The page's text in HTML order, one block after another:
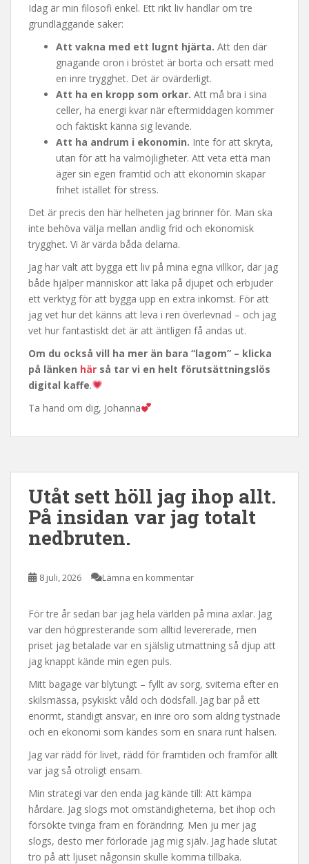
Idag är min filosofi enkel. Ett rikt liv handlar om tre
grundläggande saker:
Att vakna med ett lugnt hjärta. Att den där
gnagande oron i bröstet är borta och ersatt med
en inre trygghet. Det är ovärderligt.
Att ha en kropp som orkar. Att må bra i sina
celler, ha energi kvar när eftermiddagen kommer
och faktiskt känna sig levande.
Att ha andrum i ekonomin. Inte för att skryta,
utan för att ha valmöjligheter. Att veta että man
äger sin egen framtid och att ekonomin skapar
frihet istället för stress.
Det är precis den här helheten jag brinner för. Man ska
inte behöva välja mellan andlig frid och ekonomisk
trygghet. Vi är värda båda delarna.
Jag har valt att bygga ett liv på mina egna villkor, där jag
både hjälper människor att läka på djupet och erbjuder
ett verktyg för att bygga upp en extra inkomst. För att
jag vet hur det känns att leva i ren överlevnad – och jag
vet hur fantastiskt det är att äntligen få andas ut.
Om du också vill ha mer än bara “lagom” – klicka
på länken här så tar vi en helt förutsättningslös
digital kaffe.
Ta hand om dig, Johanna
Utåt sett höll jag ihop allt.
På insidan var jag totalt
nedbruten.
8 juli, 2026 Lämna en kommentar
För tre år sedan bar jag hela världen på mina axlar. Jag
var den högpresterande som alltid levererade, men
priset jag betalade var en själslig utmattning så djup att
jag knappt kände min egen puls.
Mitt bagage var blytungt – fyllt av sorg, sviterna efter en
skilsmässa, psykiskt våld och dödsfall. Jag bar på ett
enormt, ständigt ansvar, en inre oro som aldrig tystnade
och en ekonomi som kändes som en snara runt halsen.
Jag var rädd för livet, rädd för framtiden och framför allt
var jag så otroligt ensam.
Min strategi var den enda jag kände till: Att kämpa
hårdare. Jag slogs mot omständigheterna, bet ihop och
försökte tvinga fram en förändring. Men ju mer jag
slogs, desto mer förlorade jag mig själv. Jag hade slutat
tro på att ljuset någonsin skulle komma tillbaka.